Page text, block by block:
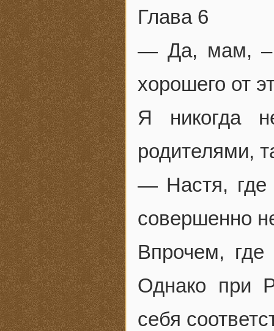
Глава 6
— Да, мам, –
хорошего от
Я никогда
родителями,
— Настя, где
совершенно
Впрочем, где
Однако при
себя